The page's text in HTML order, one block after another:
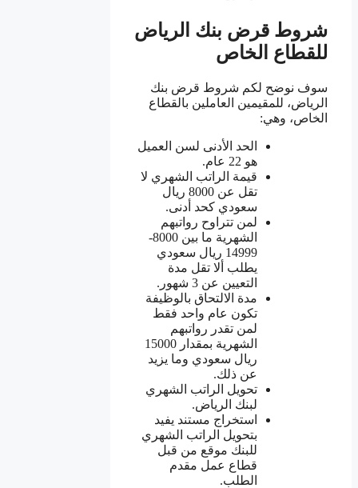
شروط قرض بنك الرياض
للقطاع الخاص
سوف نوضح لكم شروط قرض بنك
الرياض، للمقيمين العاملين بالقطاع
الخاص، وهي:
الحد الأدنى لسن العميل
هو 22 عام.
قيمة الراتب الشهري لا
تقل عن 8000 ريال
سعودي كحد أدنى.
لمن تتراوح رواتبهم
الشهرية ما بين 8000-
14999 ريال سعودي
يطلب ألا تقل مدة
التعيين عن 3 شهور.
مدة الالتحاق بالوظيفة
تكون عام واحد فقط
لمن تقدر رواتبهم
الشهرية بمقدار 15000
ريال سعودي وما يزيد
عن ذلك.
تحويل الراتب الشهري
لبنك الرياض.
استخراج مستند يفيد
بتحويل الراتب الشهري
للبنك موقع من قبل
قطاع عمل مقدم
الطلب.